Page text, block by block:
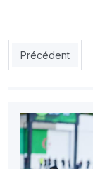
Article
Précédent